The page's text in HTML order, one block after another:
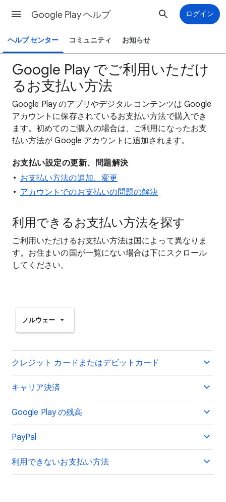
Google Play ヘルプ ログイン
ヘルプ センター コミュニティ お知らせ
Google Play でご利用いただけ
るお支払い方法
Google Play のアプリやデジタル コンテンツは Google
アカウントに保存されているお支払い方法で購入でき
ます。初めてのご購入の場合は、ご利用になったお支
払い方法が Google アカウントに追加されます。
お支払い設定の更新、問題解決
お支払い方法の追加、変更
アカウントでのお支払いの問題の解決
利用できるお支払い方法を探す
ご利用いただけるお支払い方法は国によって異なりま
す。お住まいの国が一覧にない場合は下にスクロール
してください。
ノルウェー
クレジット カードまたはデビットカード
キャリア決済
Google Play の残高
PayPal
利用できないお支払い方法